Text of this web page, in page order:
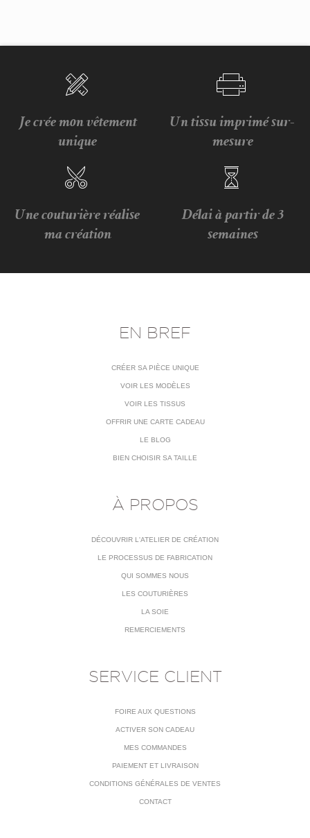
Je crée mon vêtement
unique
Un tissu imprimé sur-
mesure
Une couturière réalise
ma création
Délai à partir de 3
semaines
EN BREF
CRÉER SA PIÈCE UNIQUE
VOIR LES MODÈLES
VOIR LES TISSUS
OFFRIR UNE CARTE CADEAU
LE BLOG
BIEN CHOISIR SA TAILLE
À PROPOS
DÉCOUVRIR L'ATELIER DE CRÉATION
LE PROCESSUS DE FABRICATION
QUI SOMMES NOUS
LES COUTURIÈRES
LA SOIE
REMERCIEMENTS
SERVICE CLIENT
FOIRE AUX QUESTIONS
ACTIVER SON CADEAU
MES COMMANDES
PAIEMENT ET LIVRAISON
CONDITIONS GÉNÉRALES DE VENTES
CONTACT